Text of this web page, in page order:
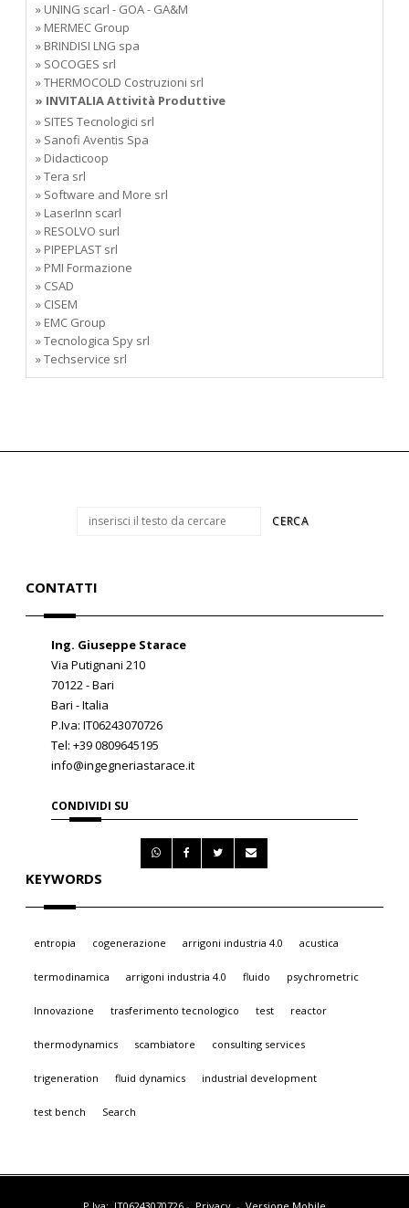
» UNING scarl - GOA - GA&M
» MERMEC Group
» BRINDISI LNG spa
» SOCOGES srl
» THERMOCOLD Costruzioni srl
» INVITALIA Attività Produttive
» SITES Tecnologici srl
» Sanofi Aventis Spa
» Didacticoop
» Tera srl
» Software and More srl
» LaserInn scarl
» RESOLVO surl
» PIPEPLAST srl
» PMI Formazione
» CSAD
» CISEM
» EMC Group
» Tecnologica Spy srl
» Techservice srl
CONTATTI
Ing. Giuseppe Starace
Via Putignani 210
70122 - Bari
Bari - Italia
P.Iva: IT06243070726
Tel: +39 0809645195
info@ingegneriastarace.it
CONDIVIDI SU
KEYWORDS
entropia cogenerazione arrigoni industria 4.0 acustica
termodinamica arrigoni industria 4.0 fluido psychrometric
Innovazione trasferimento tecnologico test reactor
thermodynamics scambiatore consulting services
trigeneration fluid dynamics industrial development
test bench Search